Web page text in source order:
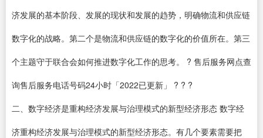
济发展的基本阶段、发展的现状和发展的趋势，明确物流和供应链
数字化的战略。第二个是物流和供应链的数字化的价值所在。第三
个主题守于联合会如何推进数字化工作的思考。 ? 售后服务网点查
询售后服务电话号码24小时「2022已更新」 ? ? ?
二、数字经济是重构经济发展与治理模式的新型经济形态 数字经
济重构经济发展与治理模式的新型经济形态。有几个要素需要把